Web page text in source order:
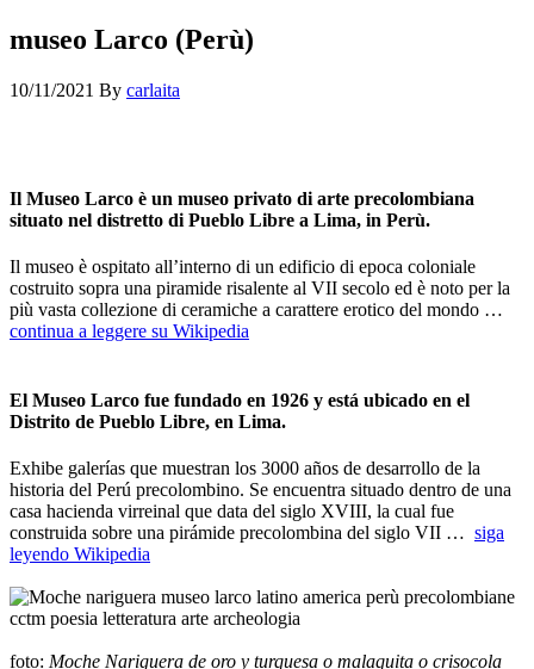
museo Larco (Perù)
10/11/2021 By carlaita
Il Museo Larco è un museo privato di arte precolombiana
situato nel distretto di Pueblo Libre a Lima, in Perù.
Il museo è ospitato all’interno di un edificio di epoca coloniale
costruito sopra una piramide risalente al VII secolo ed è noto per la
più vasta collezione di ceramiche a carattere erotico del mondo …
continua a leggere su Wikipedia
El Museo Larco fue fundado en 1926 y está ubicado en el
Distrito de Pueblo Libre, en Lima.
Exhibe galerías que muestran los 3000 años de desarrollo de la
historia del Perú precolombino. Se encuentra situado dentro de una
casa hacienda virreinal que data del siglo XVIII, la cual fue
construida sobre una pirámide precolombina del siglo VII … siga
leyendo Wikipedia
foto: Moche Nariguera de oro y turquesa o malaquita o crisocola